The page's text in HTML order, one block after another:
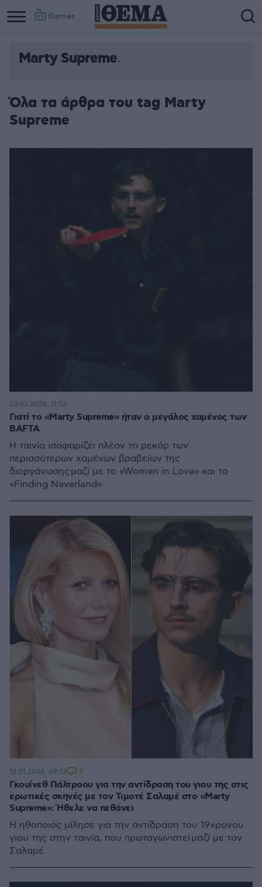
Games
Marty Supreme
Όλα τα άρθρα του tag Marty
Supreme
Γιατί το «Marty Supreme» ήταν ο μεγάλος χαμένος των
BAFTA
Η ταινία ισοφαρίζει πλέον το ρεκόρ των
περισσότερων χαμένων βραβείων της
διοργάνωσης μαζί με το «Women in Love» και το
«Finding Neverland»
23.02.2026, 11:52
Γκουίνεθ Πάλτροου για την αντίδραση του γιου της στις
ερωτικές σκηνές με τον Τιμοτέ Σαλαμέ στο «Marty
Supreme»: Ήθελε να πεθάνει
Η ηθοποιός μίλησε για την αντίδραση του 19χρονου
γιου της στην ταινία, που πρωταγωνιστεί μαζί με τον
Σαλαμέ
12.01.2026, 09:32 2